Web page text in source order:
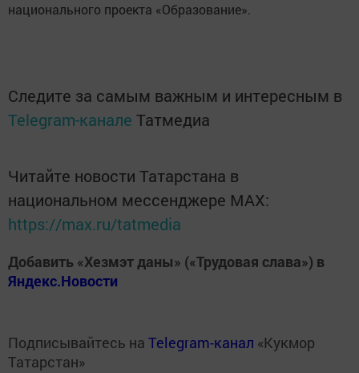
национального проекта «Образование».
Следите за самым важным и интересным в
Telegram-канале Татмедиа
Читайте новости Татарстана в
национальном мессенджере MАХ:
https://max.ru/tatmedia
Добавить «Хезмэт даны» («Трудовая слава») в
Яндекс.Новости
Подписывайтесь на Telegram-канал «Кукмор
Татарстан»